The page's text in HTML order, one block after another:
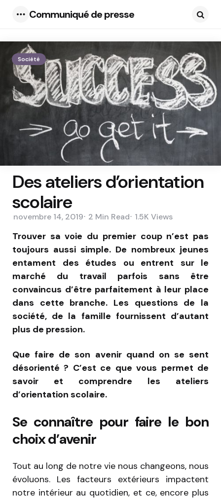
Communiqué de presse
Société
Des ateliers d’orientation
scolaire
novembre 14, 2019 2 Min Read 1.5K Views
Trouver sa voie du premier coup n’est pas
toujours aussi simple. De nombreux jeunes
entament des études ou entrent sur le
marché du travail parfois sans être
convaincus d’être parfaitement à leur place
dans cette branche. Les questions de la
société, de la famille fournissent d’autant
plus de pression.
Que faire de son avenir quand on se sent
désorienté ? C’est ce que vous permet de
savoir et comprendre les ateliers
d’orientation scolaire.
Se connaître pour faire le bon
choix d’avenir
Tout au long de notre vie nous changeons, nous
évoluons. Les facteurs extérieurs impactent
notre intérieur au quotidien, et ce, encore plus